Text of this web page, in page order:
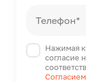
Телефон*
Нажимая
согласие